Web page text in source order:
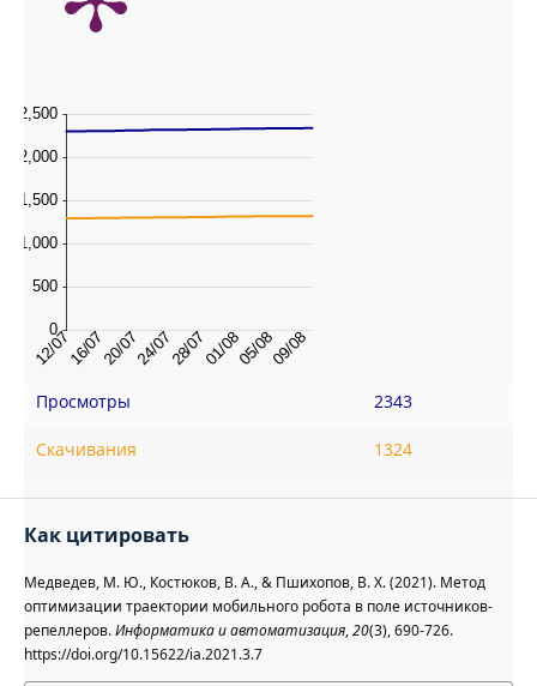
Просмотры 2343
Скачивания 1324
Как цитировать
Медведев, М. Ю., Костюков, В. А., & Пшихопов, В. Х. (2021). Метод
оптимизации траектории мобильного робота в поле источников-
репеллеров.Информатика и автоматизация,20(3), 690-726.
https://doi.org/10.15622/ia.2021.3.7